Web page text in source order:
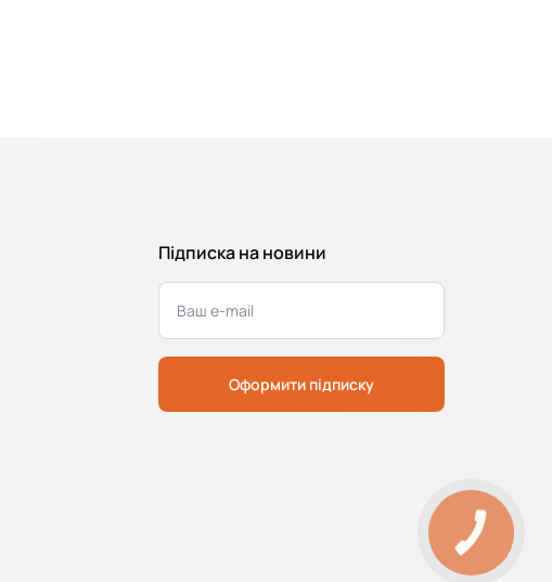
Підписка на новини
Оформити підписку